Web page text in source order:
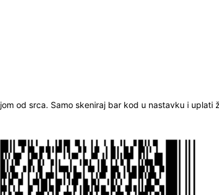
od srca. Samo skeniraj bar kod u nastavku i uplati